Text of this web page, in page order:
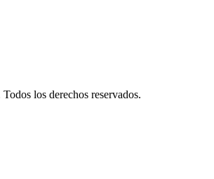
los derechos reservados.